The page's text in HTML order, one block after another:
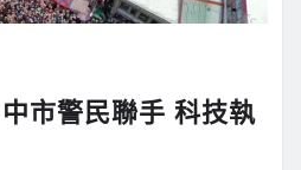
市警民聯手 科技執